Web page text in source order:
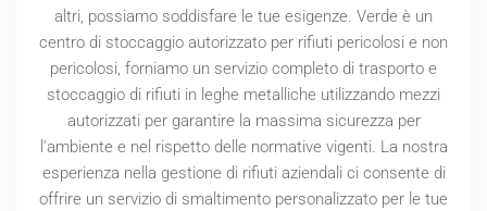
altri, possiamo soddisfare le tue esigenze. Verde è un
centro di stoccaggio autorizzato per rifiuti pericolosi e non
pericolosi, forniamo un servizio completo di trasporto e
stoccaggio di rifiuti in leghe metalliche utilizzando mezzi
autorizzati per garantire la massima sicurezza per
l'ambiente e nel rispetto delle normative vigenti. La nostra
esperienza nella gestione di rifiuti aziendali ci consente di
offrire un servizio di smaltimento personalizzato per le tue